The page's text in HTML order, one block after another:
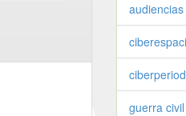
audiencias
guerra civil